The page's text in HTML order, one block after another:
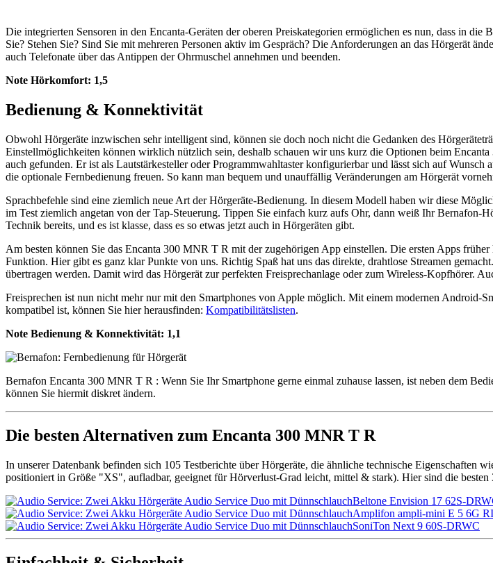
Die integrierten Sensoren in den Encanta-Geräten der oberen Preiskategorien ermöglichen es nun, dass in
Sie? Stehen Sie? Sind Sie mit mehreren Personen aktiv im Gespräch? Die Anforderungen an das Hörgerät
auch Telefonate über das Antippen der Ohrmuschel annehmen und beenden.
Note Hörkomfort: 1,5
Bedienung & Konnektivität
Obwohl Hörgeräte inzwischen sehr intelligent sind, können sie doch noch nicht die Gedanken des
Einstellmöglichkeiten können wirklich nützlich sein, deshalb schauen wir uns kurz die Optionen beim
auch gefunden. Er ist als Lautstärkesteller oder Programmwahltaster konfigurierbar und lässt sich auf
die optionale Fernbedienung freuen. So kann man bequem und unauffällig Veränderungen am Hörgerät
Sprachbefehle sind eine ziemlich neue Art der Hörgeräte-Bedienung. In diesem Modell haben wir diese
im Test ziemlich angetan von der Tap-Steuerung. Tippen Sie einfach kurz aufs Ohr, dann weiß Ihr Bernafon-
Technik bereits, und es ist klasse, dass es so etwas jetzt auch in Hörgeräten gibt.
Am besten können Sie das Encanta 300 MNR T R mit der zugehörigen App einstellen. Die ersten Apps
Funktion. Hier gibt es ganz klar Punkte von uns. Richtig Spaß hat uns das direkte, drahtlose Streamen
übertragen werden. Damit wird das Hörgerät zur perfekten Freisprechanlage oder zum Wireless-Kopfhörer.
Freisprechen ist nun nicht mehr nur mit den Smartphones von Apple möglich. Mit einem modernen Android-
kompatibel ist, können Sie hier herausfinden: Kompatibilitätslisten.
Note Bedienung & Konnektivität: 1,1
Bernafon Encanta 300 MNR T R : Wenn Sie Ihr Smartphone gerne einmal zuhause lassen, ist neben dem
können Sie hiermit diskret ändern.
Die besten Alternativen zum Encanta 300 MNR T R
In unserer Datenbank befinden sich 105 Testberichte über Hörgeräte, die ähnliche technische Eigenschaften
positioniert in Größe "XS", aufladbar, geeignet für Hörverlust-Grad leicht, mittel & stark). Hier sind die besten
Beltone Envision 17 62S-
Amplifon ampli-mini E 5 6G
SoniTon Next 9 60S-DRWC